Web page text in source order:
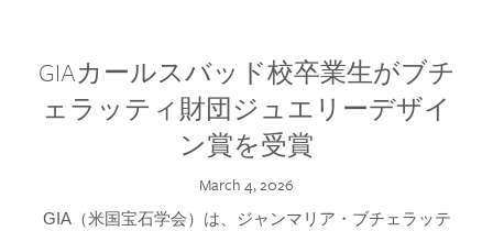
GIAカールスバッド校卒業生がブチ
ェラッティ財団ジュエリーデザイ
ン賞を受賞
March 4, 2026
GIA（米国宝石学会）は、ジャンマリア・ブチェラッテ